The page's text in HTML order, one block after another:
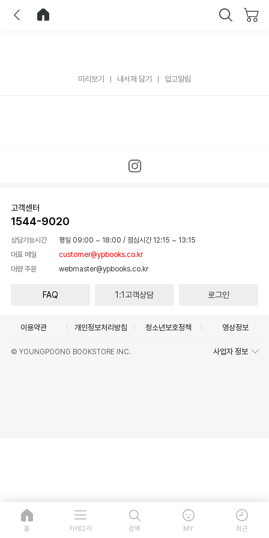
미리보기 내서재 담기 입고알림
고객센터
1544-9020
상담가능시간 평일 09:00 ~ 18:00 / 점심시간 12:15 ~ 13:15
대표 메일
customer@ypbooks.co.kr
대량 주문
webmaster@ypbooks.co.kr
FAQ 1:1고객상담 로그인
이용약관 개인정보처리방침 청소년보호정책 영상정보
© YOUNGPOONG BOOKSTORE INC. 사업자 정보
홈 카테고리 검색 MY 최근